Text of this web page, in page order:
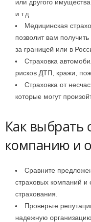
или другого
и т.д.
Медицинская
позволит вам
за границей или в
Страховка
рисков ДТП, кражи,
Страховка от
которые могут
Как выбрать
компанию и
Сравните
страховых компаний и
страхования.
Проверьте
надежную